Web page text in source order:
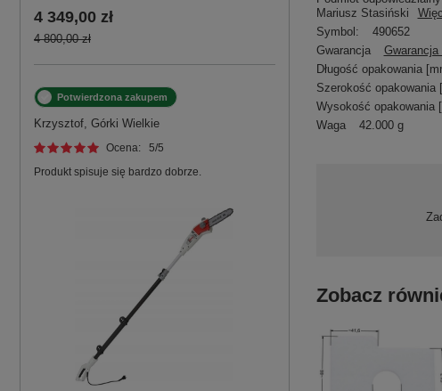
4 349,00 zł
4 800,00 zł
Potwierdzona zakupem
Krzysztof, Górki Wielkie
Ocena: 5/5
Produkt spisuje się bardzo dobrze.
Mariusz Stasiński
Symbol:
490652
Gwarancja
Długość opakowania
Szerokość opakowania
Wysokość opakowania
Waga
42.000 g
Zobacz